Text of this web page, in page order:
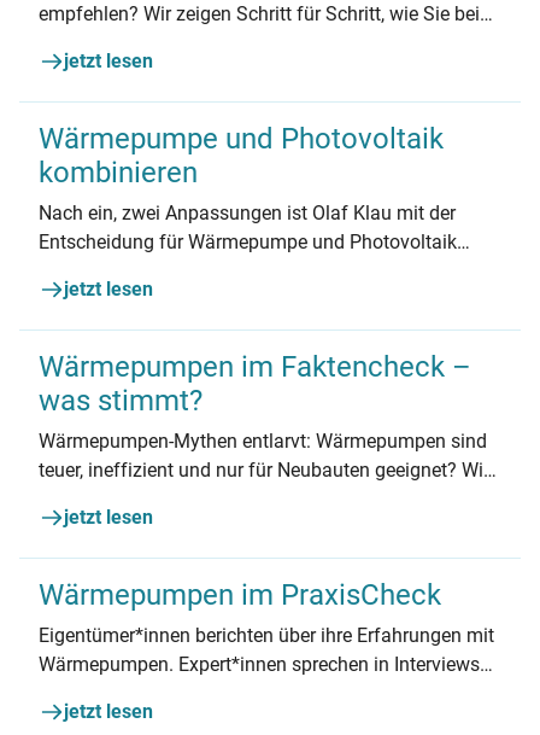
empfehlen? Wir zeigen Schritt für Schritt, wie Sie beim
bei der Planung gibt es einiges zu beachten.
jetzt lesen
Wärmepumpe und Photovoltaik
kombinieren
Nach ein, zwei Anpassungen ist Olaf Klau mit der
Entscheidung für Wärmepumpe und Photovoltaik
jetzt lesen
Wärmepumpen im Faktencheck –
was stimmt?
Wärmepumpen-Mythen entlarvt: Wärmepumpen sind
teuer, ineffizient und nur für Neubauten geeignet? Wir
und zeigen, was wirklich dran ist.
jetzt lesen
Wärmepumpen im PraxisCheck
Eigentümer*innen berichten über ihre Erfahrungen mit
Wärmepumpen. Expert*innen sprechen in Interviews
zahlreichen Tipps. Das alles erwartet Sie in diesem
jetzt lesen